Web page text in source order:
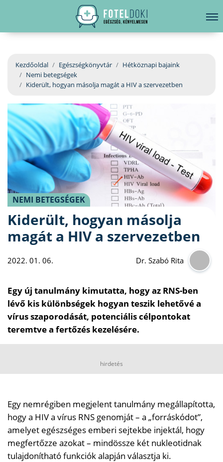
EGÉSZSÉGKÖNYVTÁR
BETEGSÉGKALAUZ
ÜGYELETKERESŐ
ORVOS VÁLASZOL
ORVOSKERESŐ
hirdetés
Kezdőoldal Egészségkönyvtár
Hétköznapi bajaink
Nemi betegségek
Kiderült, hogyan másolja magát a HIV a szervezetben
NEMI BETEGSÉGEK
Kiderült, hogyan másolja
magát a HIV a szervezetben
2022. 01. 06. Dr. Szabó Rita
Egy új tanulmány kimutatta, hogy az RNS-ben
lévő kis különbségek hogyan teszik lehetővé a
vírus szaporodását, potenciális célpontokat
teremtve a fertőzés kezelésére.
hirdetés
Egy nemrégiben megjelent tanulmány megállapította,
hogy a HIV a vírus RNS genomját – a „forráskódot”,
amelyet egészséges emberi sejtekbe injektál, hogy
megfertőzze azokat – mindössze két nukleotidnak
tulajdonítható funkciók alapján választja ki.